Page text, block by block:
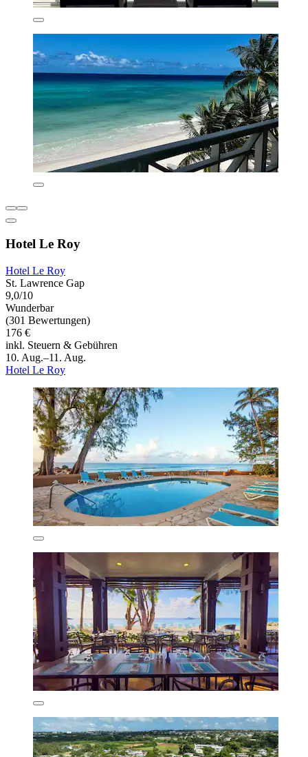
Hotel Le Roy
Hotel Le Roy
St. Lawrence Gap
9,0/10
Wunderbar
(301 Bewertungen)
176 €
inkl. Steuern & Gebühren
10. Aug.–11. Aug.
Hotel Le Roy